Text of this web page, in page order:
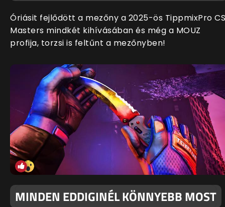
Óriásit fejlődött a mezőny a 2025-ös TippmixPro
Masters mindkét kihívásában és még a MOUZ
profija, torzsi is feltűnt a mezőnyben!
MINDEN EDDIGINÉL KÖNNYEBB MOST